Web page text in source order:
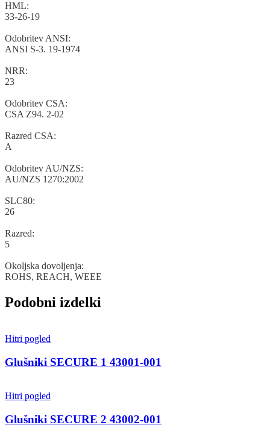
HML:
33-26-19
Odobritev ANSI:
ANSI S-3. 19-1974
NRR:
23
Odobritev CSA:
CSA Z94. 2-02
Razred CSA:
A
Odobritev AU/NZS:
AU/NZS 1270:2002
SLC80:
26
Razred:
5
Okoljska dovoljenja:
ROHS, REACH, WEEE
Podobni izdelki
Hitri pogled
Glušniki SECURE 1 43001-001
Hitri pogled
Glušniki SECURE 2 43002-001